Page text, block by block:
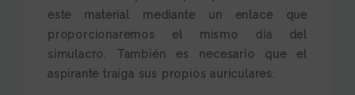
este material mediante un enlace que
proporcionaremos el mismo día del
simulacro. También es necesario que el
aspirante traiga sus propios auriculares.